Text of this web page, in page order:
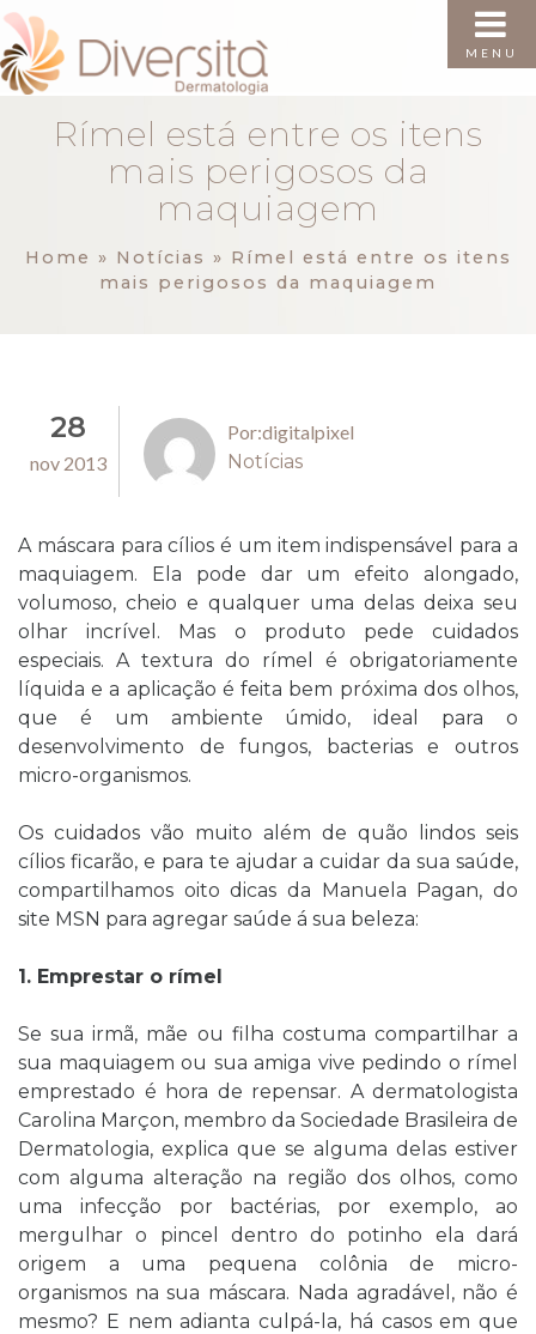
MENU
Rímel está entre os itens
mais perigosos da
maquiagem
Home » Notícias » Rímel está entre os itens
mais perigosos da maquiagem
Por:digitalpixel
Notícias
28
nov 2013
A máscara para cílios é um item indispensável para a
maquiagem. Ela pode dar um efeito alongado,
volumoso, cheio e qualquer uma delas deixa seu
olhar incrível. Mas o produto pede cuidados
especiais. A textura do rímel é obrigatoriamente
líquida e a aplicação é feita bem próxima dos olhos,
que é um ambiente úmido, ideal para o
desenvolvimento de fungos, bacterias e outros
micro-organismos.
Os cuidados vão muito além de quão lindos seis
cílios ficarão, e para te ajudar a cuidar da sua saúde,
compartilhamos oito dicas da Manuela Pagan, do
site MSN para agregar saúde á sua beleza:
1. Emprestar o rímel
Se sua irmã, mãe ou filha costuma compartilhar a
sua maquiagem ou sua amiga vive pedindo o rímel
emprestado é hora de repensar. A dermatologista
Carolina Marçon, membro da Sociedade Brasileira de
Dermatologia, explica que se alguma delas estiver
com alguma alteração na região dos olhos, como
uma infecção por bactérias, por exemplo, ao
mergulhar o pincel dentro do potinho ela dará
origem a uma pequena colônia de micro-
organismos na sua máscara. Nada agradável, não é
mesmo? E nem adianta culpá-la, há casos em que